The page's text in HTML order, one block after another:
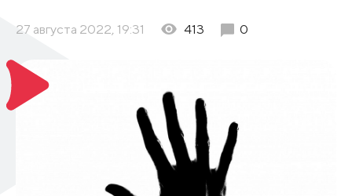
27 августа 2022, 19:31 413 0